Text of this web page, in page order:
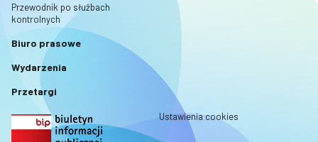
Przewodnik po służbach
kontrolnych
Biuro prasowe
Wydarzenia
Przetargi
Ustawienia cookies